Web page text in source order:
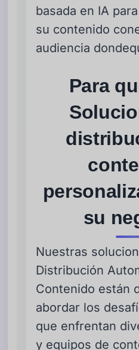
basada en IA
su contenido
audiencia
Para
su
Nuestras
Distribución
Contenido están
abordar los
que enfrentan
y equipos de